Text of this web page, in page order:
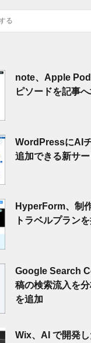
note、Apple
ピソードを記事
WordPressにAI
追加できる新サ
HyperForm、制
トラベルプラン
Google Search
稿の検索流入を
を追加
Wix、AI で開発